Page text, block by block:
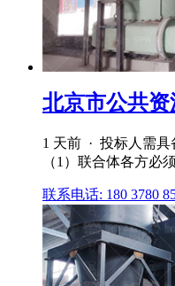
北京市公共
1 天前 · 投标人需具
（1）联合体各方必
联系电话: 180 3780